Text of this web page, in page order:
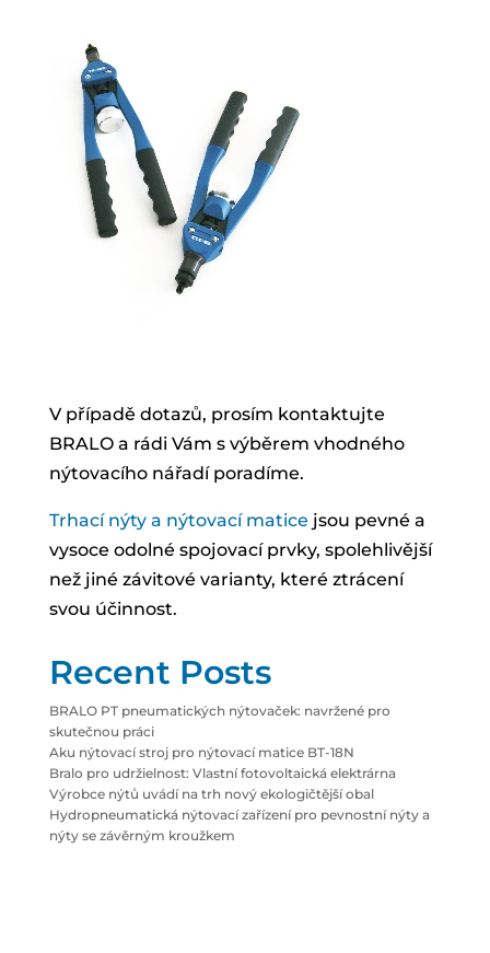
V případě dotazů, prosím kontaktujte
BRALO a rádi Vám s výběrem vhodného
nýtovacího nářadí poradíme.
Trhací nýty a nýtovací matice jsou pevné a
vysoce odolné spojovací prvky, spolehlivější
než jiné závitové varianty, které ztrácení
svou účinnost.
Recent Posts
BRALO PT pneumatických nýtovaček: navržené pro
skutečnou práci
Aku nýtovací stroj pro nýtovací matice BT-18N
Bralo pro udržielnost: Vlastní fotovoltaická elektrárna
Výrobce nýtů uvádí na trh nový ekologičtější obal
Hydropneumatická nýtovací zařízení pro pevnostní nýty a
nýty se závěrným kroužkem